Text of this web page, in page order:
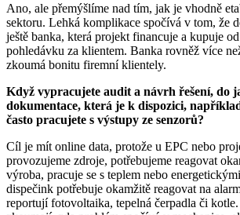
Ano, ale přemýšlíme nad tím, jak je vhodně
sektoru. Lehká komplikace spočívá v tom, že
ještě banka, která projekt financuje a kupuje
pohledávku za klientem. Banka rovněž více
zkoumá bonitu firemní klientely.
Když vypracujete audit a návrh řešení, do
dokumentace, která je k dispozici,
často pracujete s výstupy ze senzorů?
Cíl je mít online data, protože u EPC nebo
provozujeme zdroje, potřebujeme reagovat
výroba, pracuje se s teplem nebo
dispečink potřebuje okamžitě reagovat na
reportují fotovoltaika, tepelná čerpadla či